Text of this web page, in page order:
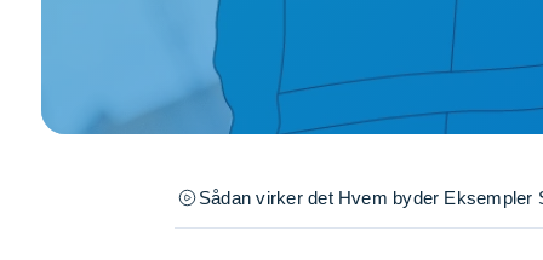
Sådan virker det Hvem byder Eksempler